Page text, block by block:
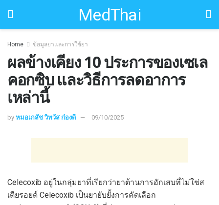
MedThai
Home ข้อมูลยาและการใช้ยา
ผลข้างเคียง 10 ประการของเซเล
คอกซิบ และวิธีการลดอาการ
เหล่านี้
by หมอเภสัช วิทวัส ก๋องดี 09/10/2025
Celecoxib อยู่ในกลุ่มยาที่เรียกว่ายาต้านการอักเสบที่ไม่ใช่ส
เตียรอยด์ Celecoxib เป็นยายับยั้งการคัดเลือก